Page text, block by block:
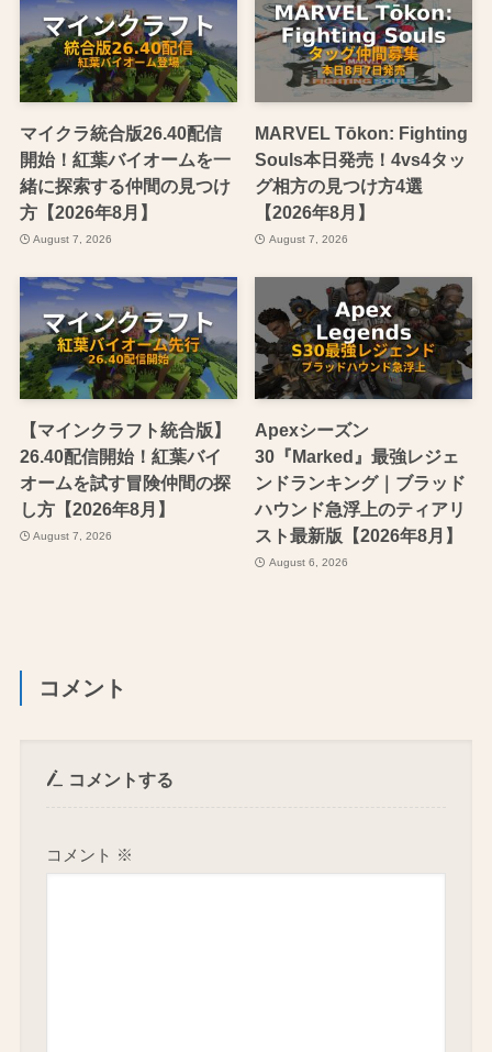
マイクラ統合版26.40配信
開始！紅葉バイオームを一
緒に探索する仲間の見つけ
方【2026年8月】
August 7, 2026
MARVEL Tōkon: Fighting
Souls本日発売！4vs4タッ
グ相方の見つけ方4選
【2026年8月】
August 7, 2026
【マインクラフト統合版】
26.40配信開始！紅葉バイ
オームを試す冒険仲間の探
し方【2026年8月】
August 7, 2026
Apexシーズン
30『Marked』最強レジェ
ンドランキング｜ブラッド
ハウンド急浮上のティアリ
スト最新版【2026年8月】
August 6, 2026
コメント
コメントする
コメント ※